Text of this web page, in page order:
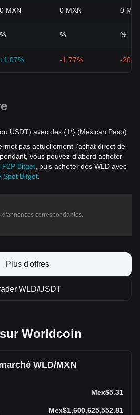
0 MXN 0 MXN 0
% % %
+1.07% -1.77% -
USDT) avec des {1\} (Mexican Peso)
pas actuellement l'achat direct de
vous pouvez d'abord acheter
P2P Bitget , puis acheter des WLD avec
Spot Bitget
d'annonces correspondantes.
Plus d'offres
WLD/USDT
Worldcoin
WLD/MXN
Mex$5.31
Mex$1,600,625,552.81